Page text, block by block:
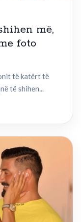
më,
foto
të katërt të
të shihen...